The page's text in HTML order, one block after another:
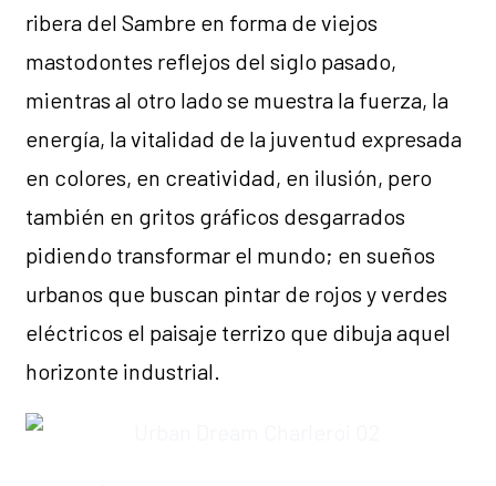
ribera del Sambre en forma de viejos
mastodontes reflejos del siglo pasado,
mientras al otro lado se muestra la fuerza, la
energía, la vitalidad de la juventud expresada
en colores, en creatividad, en ilusión, pero
también en gritos gráficos desgarrados
pidiendo transformar el mundo; en sueños
urbanos que buscan pintar de rojos y verdes
eléctricos el paisaje terrizo que dibuja aquel
horizonte industrial.